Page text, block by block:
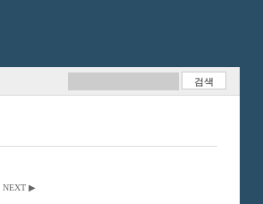
NEXT ▶